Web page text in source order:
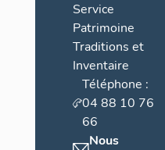
Service
Patrimoine
Traditions et
Inventaire
Téléphone :
04 88 10 76
66
Nous